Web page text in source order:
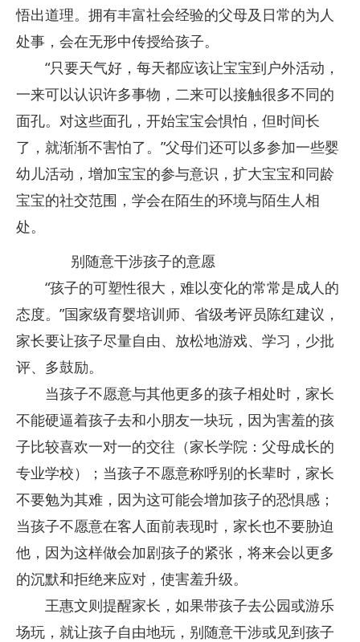
悟出道理。拥有丰富社会经验的父母及日常的为人
处事，会在无形中传授给孩子。
“只要天气好，每天都应该让宝宝到户外活动，
一来可以认识许多事物，二来可以接触很多不同的
面孔。对这些面孔，开始宝宝会惧怕，但时间长
了，就渐渐不害怕了。”父母们还可以多参加一些婴
幼儿活动，增加宝宝的参与意识，扩大宝宝和同龄
宝宝的社交范围，学会在陌生的环境与陌生人相
处。
别随意干涉孩子的意愿
“孩子的可塑性很大，难以变化的常常是成人的
态度。”国家级育婴培训师、省级考评员陈红建议，
家长要让孩子尽量自由、放松地游戏、学习，少批
评、多鼓励。
当孩子不愿意与其他更多的孩子相处时，家长
不能硬逼着孩子去和小朋友一块玩，因为害羞的孩
子比较喜欢一对一的交往（家长学院：父母成长的
专业学校）；当孩子不愿意称呼别的长辈时，家长
不要勉为其难，因为这可能会增加孩子的恐惧感；
当孩子不愿意在客人面前表现时，家长也不要胁迫
他，因为这样做会加剧孩子的紧张，将来会以更多
的沉默和拒绝来应对，使害羞升级。
王惠文则提醒家长，如果带孩子去公园或游乐
场玩，就让孩子自由地玩，别随意干涉或见到孩子